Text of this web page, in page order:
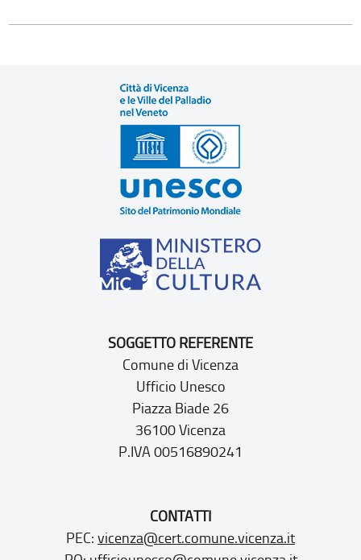
SOGGETTO REFERENTE
Comune di Vicenza
Ufficio Unesco
Piazza Biade 26
36100 Vicenza
P.IVA 00516890241
CONTATTI
PEC: vicenza@cert.comune.vicenza.it